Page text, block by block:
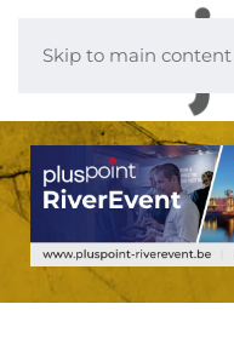
Skip to main content